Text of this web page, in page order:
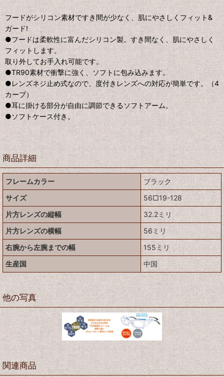
フードがシリコン素材ですき間が少なく、肌にやさしくフィット&
ガード!
●フードは柔軟性に富んだシリコン製。すき間なく、肌にやさしく
フィットします。
取り外してお手入れ可能です。
●TR90素材で衝撃に強く、ソフトに包み込みます。
●レンズネジ止め式なので、度付きレンズへの対応が簡単です。（4
カーブ）
●耳に掛ける部分が自由に調節できるソフトアーム。
●ソフトケース付き。
商品詳細
フレームカラー
ブラック
サイズ
56□19-128
片方レンズの縦幅
32.2ミリ
片方レンズの横幅
56ミリ
右腕から左腕までの幅
155ミリ
生産国
中国
他の写真
関連商品